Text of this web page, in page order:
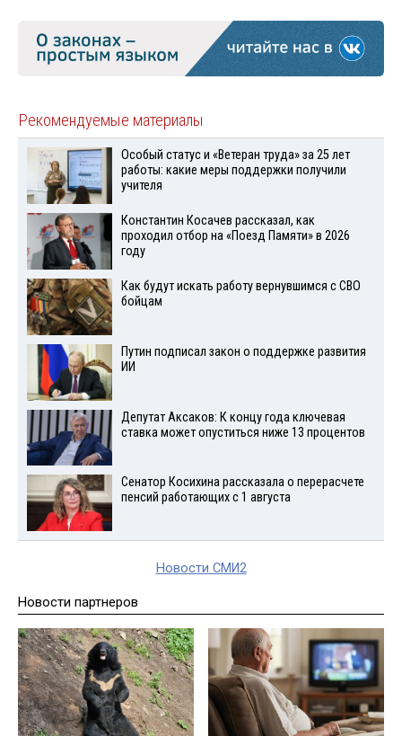
Рекомендуемые материалы
Особый статус и «Ветеран труда» за 25 лет
работы: какие меры поддержки получили
учителя
Константин Косачев рассказал, как
проходил отбор на «Поезд Памяти» в 2026
году
Как будут искать работу вернувшимся с СВО
бойцам
Путин подписал закон о поддержке развития
ИИ
Депутат Аксаков: К концу года ключевая
ставка может опуститься ниже 13 процентов
Сенатор Косихина рассказала о перерасчете
пенсий работающих с 1 августа
Новости СМИ2
Новости партнеров